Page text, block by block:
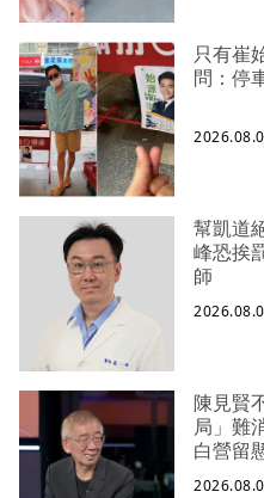
只有崔
問：停
幫凱道
峰恐挨
師
陳見賢
局」難
白營留